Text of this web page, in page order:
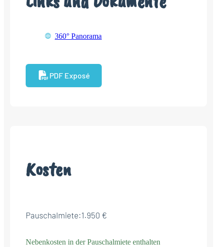
360° Panorama
PDF Exposé
Kosten
Pauschalmiete:1.950 €
Nebenkosten in der Pauschalmiete enthalten